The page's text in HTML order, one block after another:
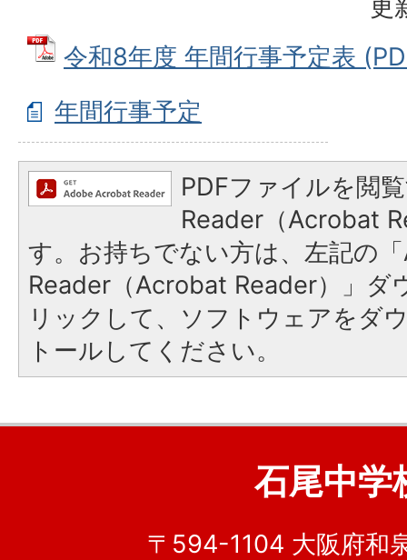
更
令和8年度 年間行事予定表
年間行事予定
PDFファイルを閲
Reader（Acrobat
す。お持ちでない方は、左記の
Reader（Acrobat Reader）」ダ
リックして、ソフトウェアをダ
トールしてください。
石尾中学
〒594-1104 大阪府和